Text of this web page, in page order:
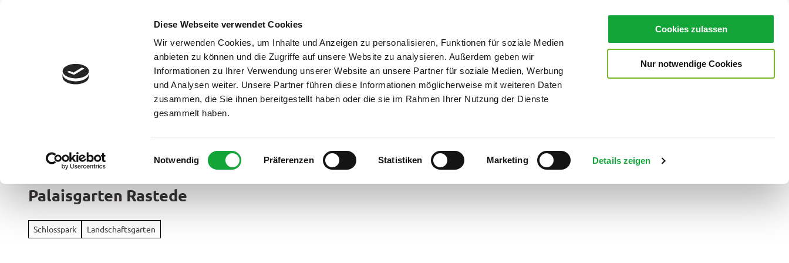
Diese Webseite verwendet Cookies
Wir verwenden Cookies, um Inhalte und Anzeigen zu personalisieren, Funktionen für soziale Medien
anbieten zu können und die Zugriffe auf unsere Website zu analysieren. Außerdem geben wir
Informationen zu Ihrer Verwendung unserer Website an unsere Partner für soziale Medien, Werbung
und Analysen weiter. Unsere Partner führen diese Informationen möglicherweise mit weiteren Daten
zusammen, die Sie ihnen bereitgestellt haben oder die sie im Rahmen Ihrer Nutzung der Dienste
gesammelt haben.
i
w
l
l
Notwendig Präferenzen Statistiken Marketing Details zeigen
Cookies zulassen
Nur notwendige Cookies
Region &
Urlaubsorte
Palaisgarten Rastede
Schlosspark Landschaftsgarten